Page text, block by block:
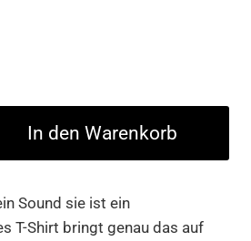
In den Warenkorb
Sound sie ist ein
T-Shirt bringt genau das auf